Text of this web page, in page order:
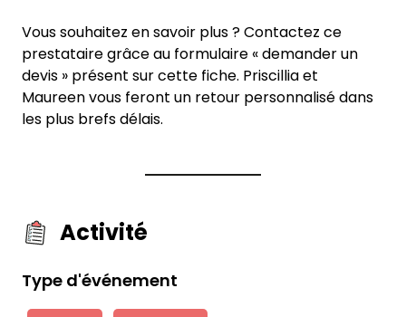
Vous souhaitez en savoir plus ? Contactez ce
prestataire grâce au formulaire « demander un
devis » présent sur cette fiche. Priscillia et
Maureen vous feront un retour personnalisé dans
les plus brefs délais.
Activité
Type d'événement